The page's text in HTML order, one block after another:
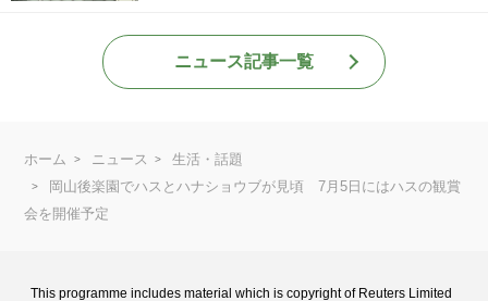
ニュース記事一覧
ホーム ニュース
生活・話題
岡山後楽園でハスとハナショウブが見頃 7月5日にはハスの観賞
会を開催予定
This programme includes material which is copyright of Reuters Limited